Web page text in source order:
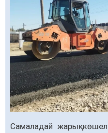
Самаладай жарық